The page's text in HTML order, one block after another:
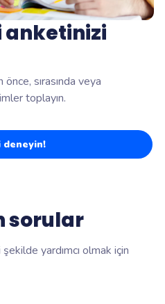
sırasında veya
toplayın.
deneyin!
sorular
şekilde yardımcı olmak için